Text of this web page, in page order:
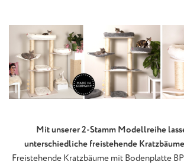
Mit unserer 2-Stamm Modellreihe
unterschiedliche freistehende
Freistehende Kratzbäume mit Bodenplatte